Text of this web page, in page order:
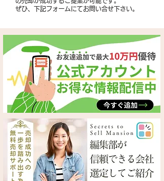
​ぜひ、下記フォームにてお問い合せ下さい。